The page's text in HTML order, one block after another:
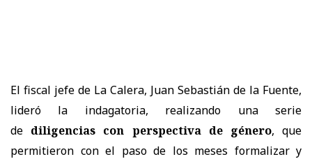
El fiscal jefe de La Calera, Juan Sebastián de la Fuente,
lideró la indagatoria, realizando una serie
de diligencias con perspectiva de género, que
permitieron con el paso de los meses formalizar y